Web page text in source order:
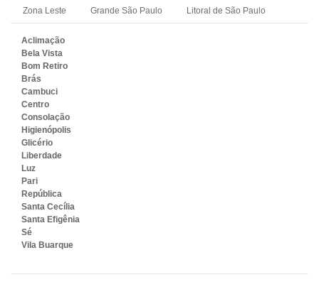
BOX PARA BANHEIRO PEQUENO
Zona Leste Grande São Paulo Litoral de São Paulo
Aclimação
Bela Vista
Bom Retiro
Brás
Cambuci
Centro
Consolação
Higienópolis
Glicério
Liberdade
Luz
Pari
República
Santa Cecília
Santa Efigênia
Sé
Vila Buarque